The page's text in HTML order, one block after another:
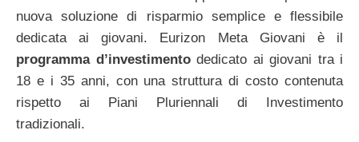
nuova soluzione di risparmio semplice e flessibile
dedicata ai giovani. Eurizon Meta Giovani è il
programma d’investimentodedicato ai giovani tra i
18 e i 35 anni, con una struttura di costo contenuta
rispetto ai Piani Pluriennali di Investimento
tradizionali.